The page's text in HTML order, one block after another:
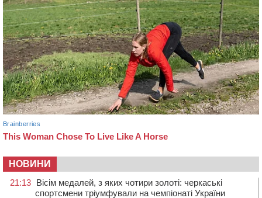
НОВИНИ
21:13 Вісім медалей, з яких чотири золоті: черкаські
спортсмени тріумфували на чемпіонаті України